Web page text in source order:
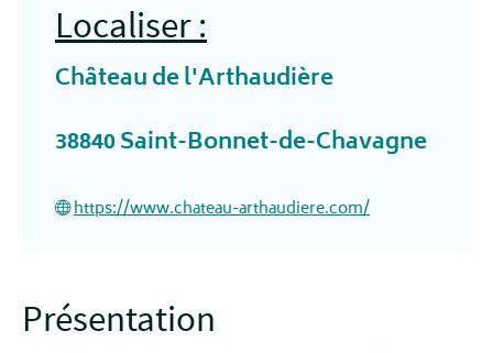
Localiser :
Château de l'Arthaudière
38840Saint-Bonnet-de-Chavagne
https://www.chateau-arthaudiere.com/
Présentation